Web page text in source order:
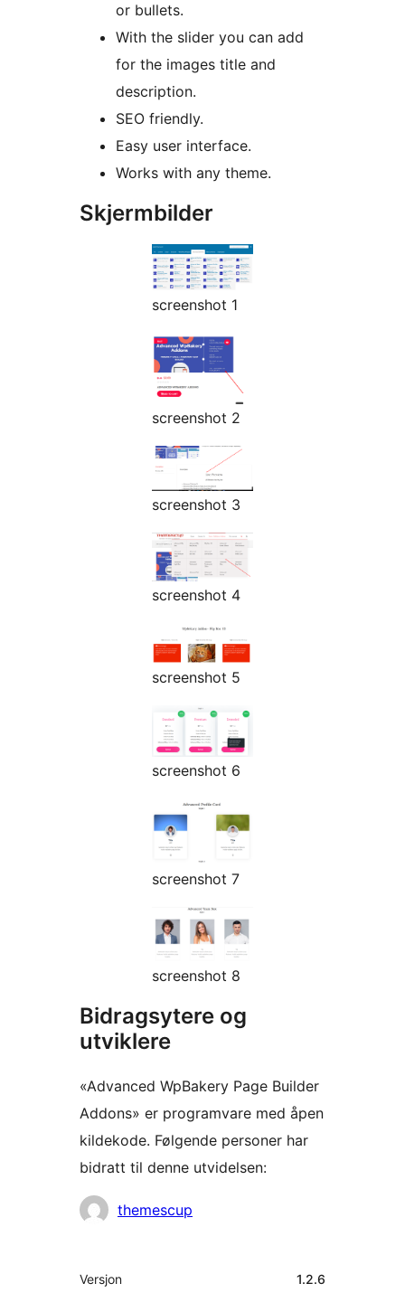
or bullets.
With the slider you can add
for the images title and
description.
SEO friendly.
Easy user interface.
Works with any theme.
Skjermbilder
screenshot 1
screenshot 2
screenshot 3
screenshot 4
screenshot 5
screenshot 6
screenshot 7
screenshot 8
Bidragsytere og
utviklere
«Advanced WpBakery Page Builder
Addons» er programvare med åpen
kildekode. Følgende personer har
bidratt til denne utvidelsen:
Bidragsytere
themescup
Meta
Versjon 1.2.6